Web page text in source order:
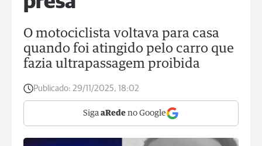
O motociclista voltava para casa
quando foi atingido pelo carro que
fazia ultrapassagem proibida
Publicado: 29/11/2025, 18:02
Siga aRede no Google